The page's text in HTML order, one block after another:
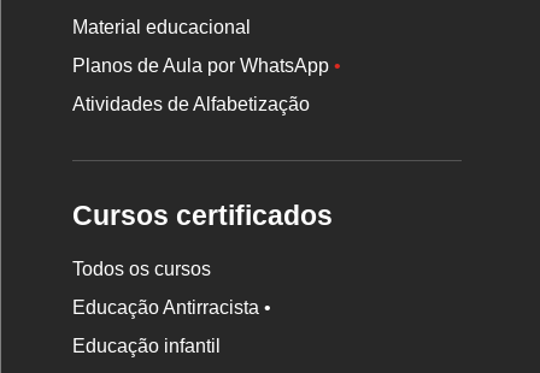
Material educacional
Planos de Aula por WhatsApp•
Atividades de Alfabetização
Cursos certificados
Todos os cursos
Educação Antirracista •
Educação infantil